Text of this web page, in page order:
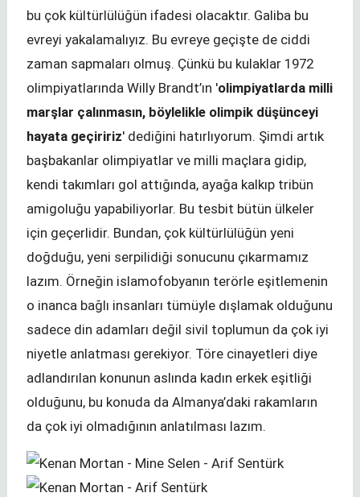
bu çok kültürlülüğün ifadesi olacaktır. Galiba bu
evreyi yakalamalıyız. Bu evreye geçişte de ciddi
zaman sapmaları olmuş. Çünkü bu kulaklar 1972
olimpiyatlarında Willy Brandt’ın 'olimpiyatlarda milli
marşlar çalınmasın, böylelikle olimpik düşünceyi
hayata geçiririz' dediğini hatırlıyorum. Şimdi artık
başbakanlar olimpiyatlar ve milli maçlara gidip,
kendi takımları gol attığında, ayağa kalkıp tribün
amigoluğu yapabiliyorlar. Bu tesbit bütün ülkeler
için geçerlidir. Bundan, çok kültürlülüğün yeni
doğduğu, yeni serpilidiği sonucunu çıkarmamız
lazım. Örneğin islamofobyanın terörle eşitlemenin
o inanca bağlı insanları tümüyle dışlamak olduğunu
sadece din adamları değil sivil toplumun da çok iyi
niyetle anlatması gerekiyor. Töre cinayetleri diye
adlandırılan konunun aslında kadın erkek eşitliği
olduğunu, bu konuda da Almanya’daki rakamların
da çok iyi olmadığının anlatılması lazım.